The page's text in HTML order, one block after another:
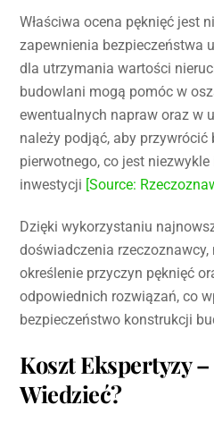
Właściwa ocena pęknięć jest
zapewnienia bezpieczeństwa
dla utrzymania wartości
budowlani mogą pomóc w
ewentualnych napraw oraz w
należy podjąć, aby przywrócić
pierwotnego, co jest
inwestycji [Source:
Dzięki wykorzystaniu
doświadczenia rzeczoznawcy,
określenie przyczyn pęknięć
odpowiednich rozwiązań, co
bezpieczeństwo konstrukcji
Koszt Ekspertyzy
Wiedzieć?